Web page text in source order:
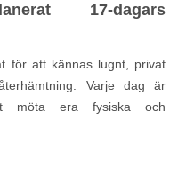
17-dagars
för att kännas lugnt, privat
Varje dag är
möta era fysiska och